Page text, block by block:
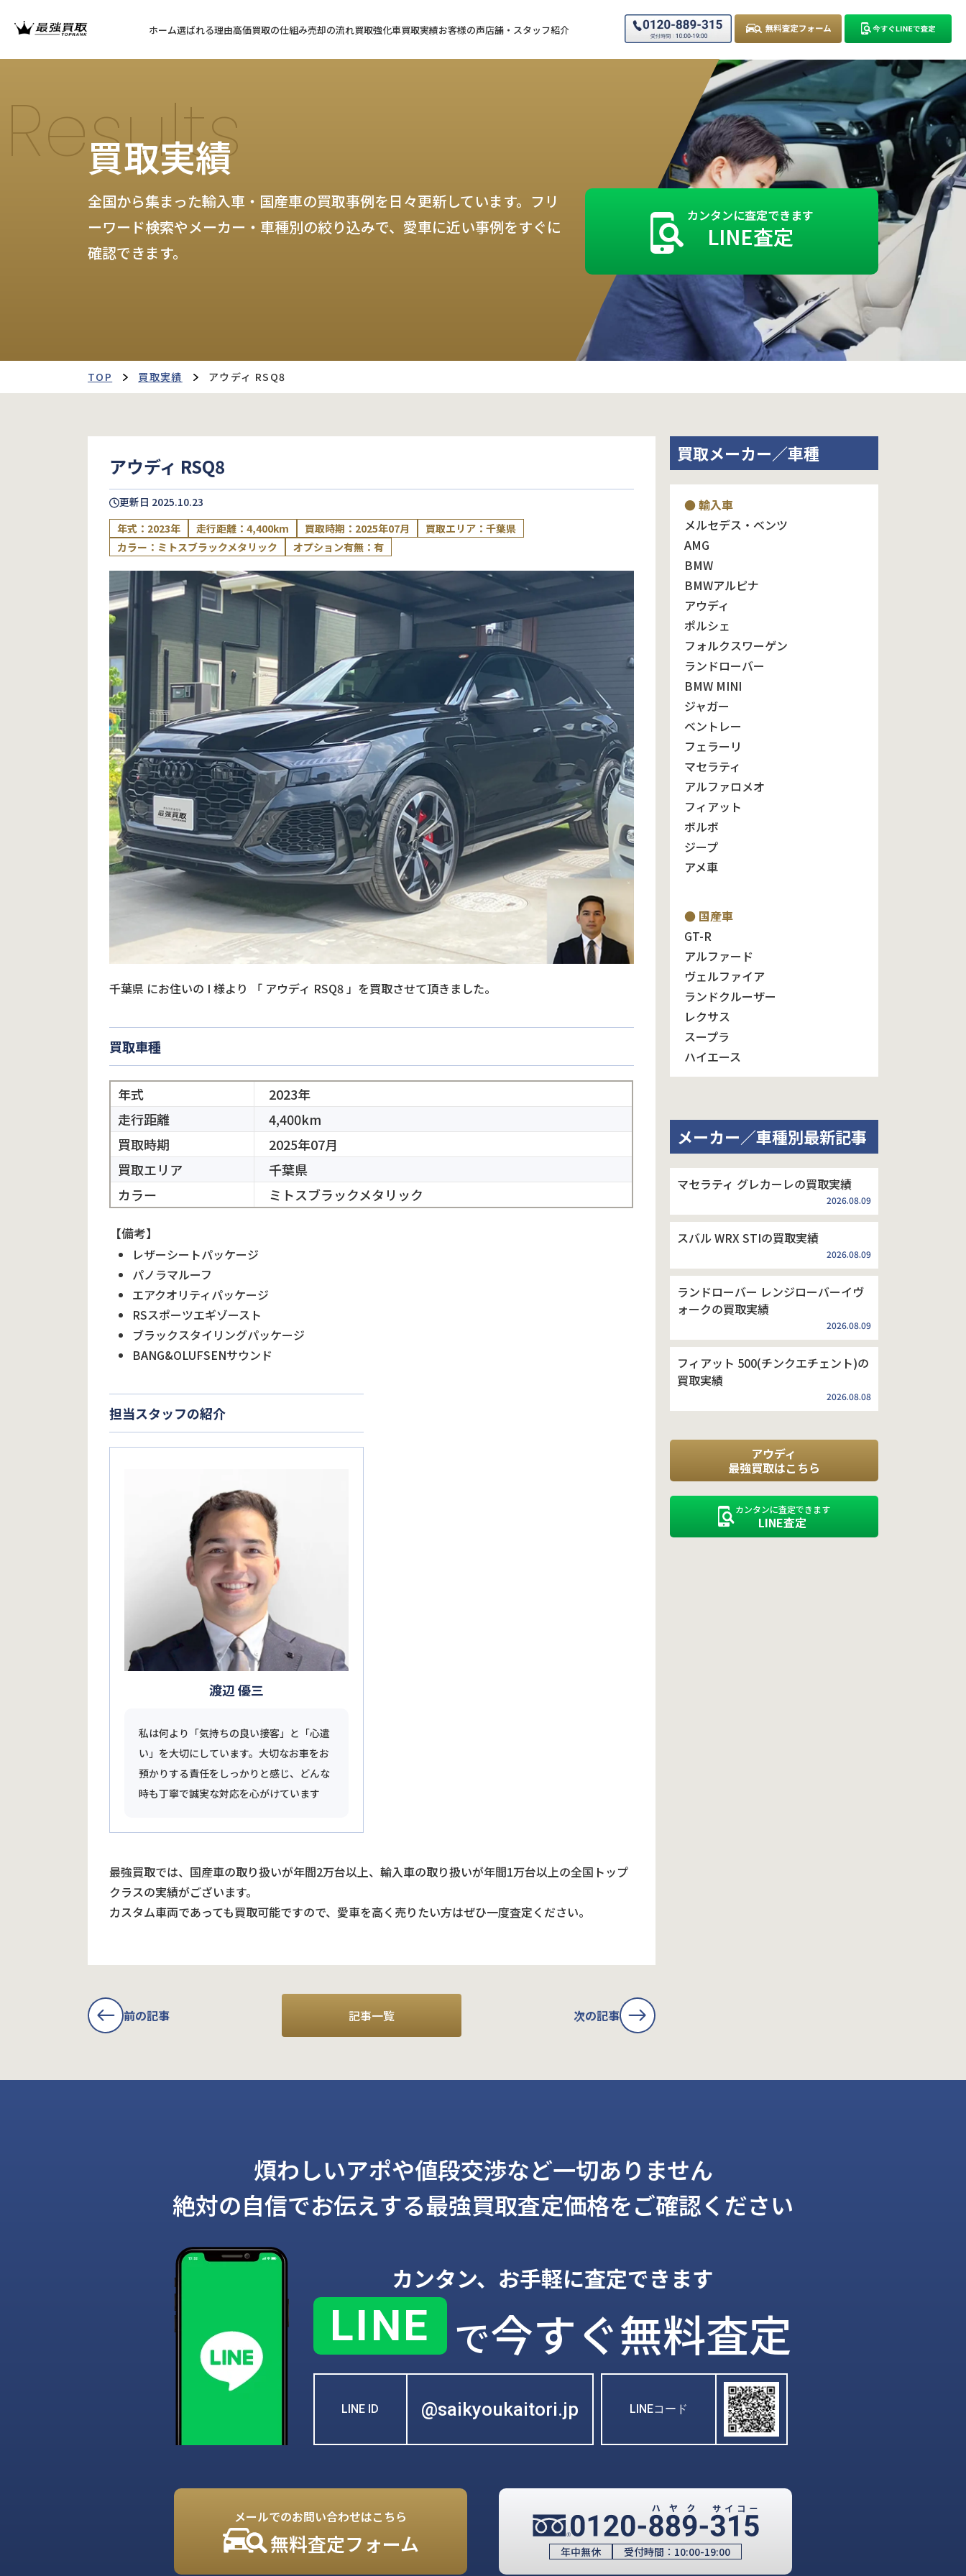
ホーム選ばれる理由高価買取の仕組み売却の流れ買取強化車買取実績お客様の声店舗・スタッフ紹介
Results
買取実績
全国から集まった輸入車・国産車の買取事例を日々更新しています。フリ
ーワード検索やメーカー・車種別の絞り込みで、愛車に近い事例をすぐに
確認できます。
カンタンに査定できます
LINE査定
TOP 買取実績 アウディ RSQ8
アウディ RSQ8
更新日 2025.10.23
年式：2023年
走行距離：4,400km 買取時期：2025年07月
買取エリア：千葉県
カラー：ミトスブラックメタリック
オプション有無：有
千葉県 にお住いの I 様より 「 アウディ RSQ8」を買取させて頂きました。
買取車種
年式
2023年
走行距離
4,400km
買取時期
2025年07月
買取エリア
千葉県
カラー
ミトスブラックメタリック
【備考】
レザーシートパッケージ
パノラマルーフ
エアクオリティパッケージ
RSスポーツエギゾースト
ブラックスタイリングパッケージ
BANG&OLUFSENサウンド
担当スタッフの紹介
渡辺 優三
私は何より「気持ちの良い接客」と「心遣
い」を大切にしています。大切なお車をお
預かりする責任をしっかりと感じ、どんな
時も丁寧で誠実な対応を心がけています
最強買取では、国産車の取り扱いが年間2万台以上、輸入車の取り扱いが年間1万台以上の全国トップ
クラスの実績がございます。
カスタム車両であっても買取可能ですので、愛車を高く売りたい方はぜひ一度査定ください。
前の記事 記事一覧 次の記事
買取メーカー／車種
● 輸入車
メルセデス・ベンツ
AMG
BMW
BMWアルピナ
アウディ
ポルシェ
フォルクスワーゲン
ランドローバー
BMW MINI
ジャガー
ベントレー
フェラーリ
マセラティ
アルファロメオ
フィアット
ボルボ
ジープ
アメ車
● 国産車
GT-R
アルファード
ヴェルファイア
ランドクルーザー
レクサス
スープラ
ハイエース
メーカー／車種別最新記事
マセラティ グレカーレの買取実績
2026.08.09
スバル WRX STIの買取実績
2026.08.09
ランドローバー レンジローバーイヴ
ォークの買取実績
2026.08.09
フィアット 500(チンクエチェント)の
買取実績
2026.08.08
アウディ
最強買取はこちら
カンタンに査定できます
LINE査定
煩わしいアポや値段交渉など一切ありません
絶対の自信でお伝えする最強買取査定価格をご確認ください
カンタン、お手軽に査定できます
LINE で今すぐ無料査定
LINE ID @saikyoukaitori.jp LINEコード
メールでのお問い合わせはこちら
無料査定フォーム 年中無休 受付時間： 10:00-19:00